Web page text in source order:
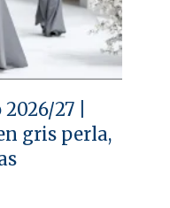
27 |
gris perla,